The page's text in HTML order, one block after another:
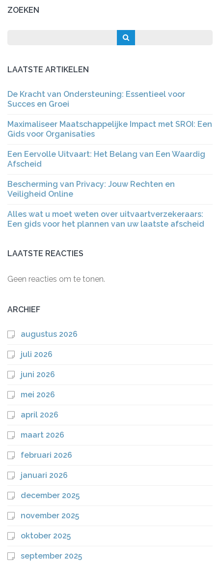
ZOEKEN
LAATSTE ARTIKELEN
De Kracht van Ondersteuning: Essentieel voor
Succes en Groei
Maximaliseer Maatschappelijke Impact met SROI: Een
Gids voor Organisaties
Een Eervolle Uitvaart: Het Belang van Een Waardig
Afscheid
Bescherming van Privacy: Jouw Rechten en
Veiligheid Online
Alles wat u moet weten over uitvaartverzekeraars:
Een gids voor het plannen van uw laatste afscheid
LAATSTE REACTIES
Geen reacties om te tonen.
ARCHIEF
augustus 2026
juli 2026
juni 2026
mei 2026
april 2026
maart 2026
februari 2026
januari 2026
december 2025
november 2025
oktober 2025
september 2025